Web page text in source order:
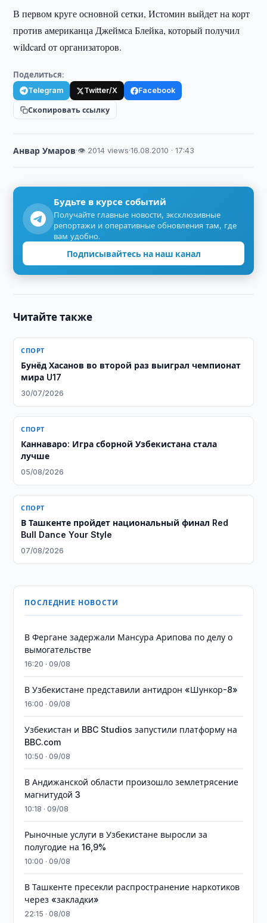
В первом круге основной сетки, Истомин выйдет на корт
против американца Джеймса Блейка, который получил
wildcard от организаторов.
Поделиться:
Telegram Twitter/X Facebook
Скопировать ссылку
Анвар Умаров·👁 2014 views·16.08.2010 · 17:43
Будьте в курсе событий
Получайте главные новости, эксклюзивные
репортажи и оперативные обновления там, где
вам удобно.
Подписывайтесь на наш канал
Читайте также
СПОРТ
Бунёд Хасанов во второй раз выиграл чемпионат
мира U17
30/07/2026
СПОРТ
Каннаваро: Игра сборной Узбекистана стала
лучше
05/08/2026
СПОРТ
В Ташкенте пройдет национальный финал Red
Bull Dance Your Style
07/08/2026
ПОСЛЕДНИЕ НОВОСТИ
В Фергане задержали Мансура Арипова по делу о
вымогательстве
16:20 · 09/08
В Узбекистане представили антидрон «Шункор-8»
16:00 · 09/08
Узбекистан и BBC Studios запустили платформу на
BBC.com
10:50 · 09/08
В Андижанской области произошло землетрясение
магнитудой 3
10:18 · 09/08
Рыночные услуги в Узбекистане выросли за
полугодие на 16,9%
10:00 · 09/08
В Ташкенте пресекли распространение наркотиков
через «закладки»
22:15 · 08/08